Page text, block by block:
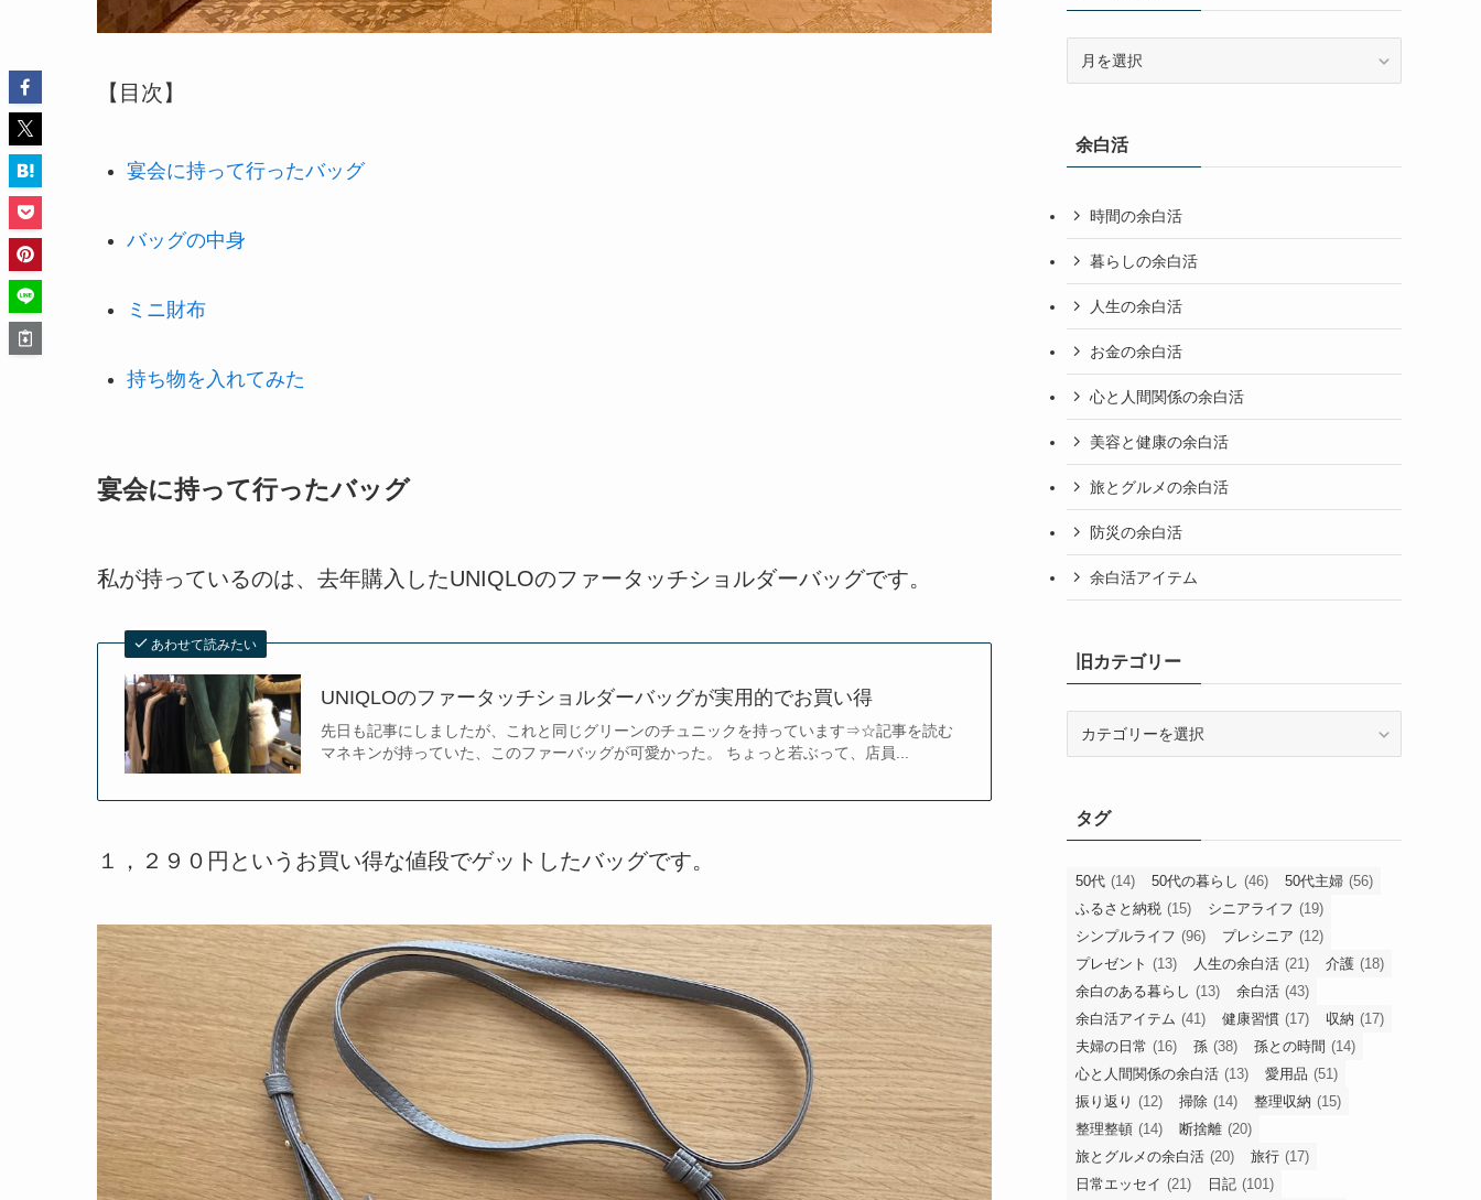
【目次】
宴会に持って行ったバッグ
バッグの中身
ミニ財布
持ち物を入れてみた
宴会に持って行ったバッグ
私が持っているのは、去年購入したUNIQLOのファータッチショルダーバッグです。
あわせて読みたい
UNIQLOのファータッチショルダーバッグが実用的でお買い得
先日も記事にしましたが、これと同じグリーンのチュニックを持っています⇒☆記事を読む
マネキンが持っていた、このファーバッグが可愛かった。 ちょっと若ぶって、店員...
１，２９０円というお買い得な値段でゲットしたバッグです。
ブ余白活
時間の余白活
暮らしの余白活
人生の余白活
お金の余白活
心と人間関係の余白活
美容と健康の余白活
旅とグルメの余白活
防災の余白活
余白活アイテム
旧カテゴリー
リ
ー
タグ
50代 (14) 50代の暮らし (46) 50代主婦 (56)
ふるさと納税 (15) シニアライフ (19)
シンプルライフ (96) プレシニア (12)
プレゼント (13) 人生の余白活 (21) 介護 (18)
余白のある暮らし (13) 余白活 (43)
余白活アイテム (41) 健康習慣 (17) 収納 (17)
夫婦の日常 (16) 孫 (38) 孫との時間 (14)
心と人間関係の余白活 (13) 愛用品 (51)
振り返り (12) 掃除 (14) 整理収納 (15)
整理整頓 (14) 断捨離 (20)
旅とグルメの余白活 (20) 旅行 (17)
日常エッセイ (21) 日記 (101)